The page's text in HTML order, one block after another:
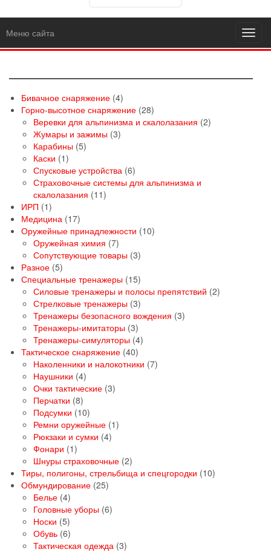
Меню сайта
Бивачное снаряжение 44
товара
Горно-высотное снаряжение 2828
товаров
Веревки для альпинизма и скалолазания 22
Жумары и зажимы 33
Карабины 55
Каски 11
товар
Спусковые устройства 66
товаров
Страховочные системы для альпинизма и
скалолазания 1111
ИРП 11
товар
Медицина 1717
товаров
Оружейные принадлежности 1010
Оружейная химия 77
товаров
Сопутствующие товары 33
Разное 55
товаров
Специальные тренажеры 1515
товаров
Силовые тренажеры и полосы препятствий 22
Стрелковые тренажеры 33
товара
Тренажеры безопасного вождения 33
Тренажеры-имитаторы 33
товара
Тренажеры-симуляторы 44
Тактическое снаряжение 4040
товаров
Наколенники и налокотники 77
Наушники 44
товара
Очки тактические 33
Перчатки 88
товаров
Подсумки 1010
товаров
Ремни оружейные 11
Рюкзаки и сумки 44
Фонари 11
товар
Шнуры страховочные 22
товара
Тиры, полигоны, стрельбища и спецгородки 1010
Обмундирование 2525
Белье 44
товара
Головные уборы 66
Носки 55
товаров
Обувь 66
товаров
Тактическая одежда 33